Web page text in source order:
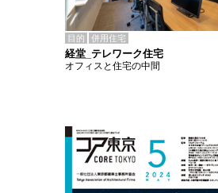
目的 併用住宅
経堂_テレワーク住宅
オフィスと住宅の中間